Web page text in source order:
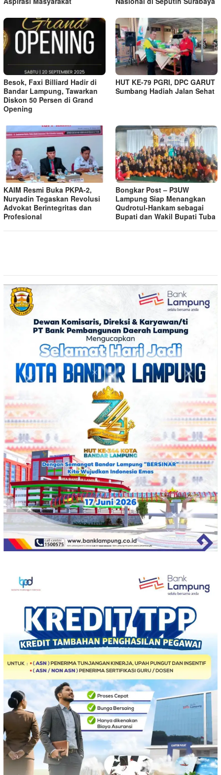
Besok, Faxi Billiard Hadir di
Bandar Lampung, Tawarkan
Diskon 50 Persen di Grand
Opening
HUT KE-79 PGRI, DPC GARUT
Sumbang Hadiah Jalan Sehat
KAIM Resmi Buka PKPA-2,
Nuryadin Tegaskan Revolusi
Advokat Berintegritas dan
Profesional
Bongkar Post – P3UW
Lampung Siap Menangkan
Qudrotul-Hankam sebagai
Bupati dan Wakil Bupati Tuba